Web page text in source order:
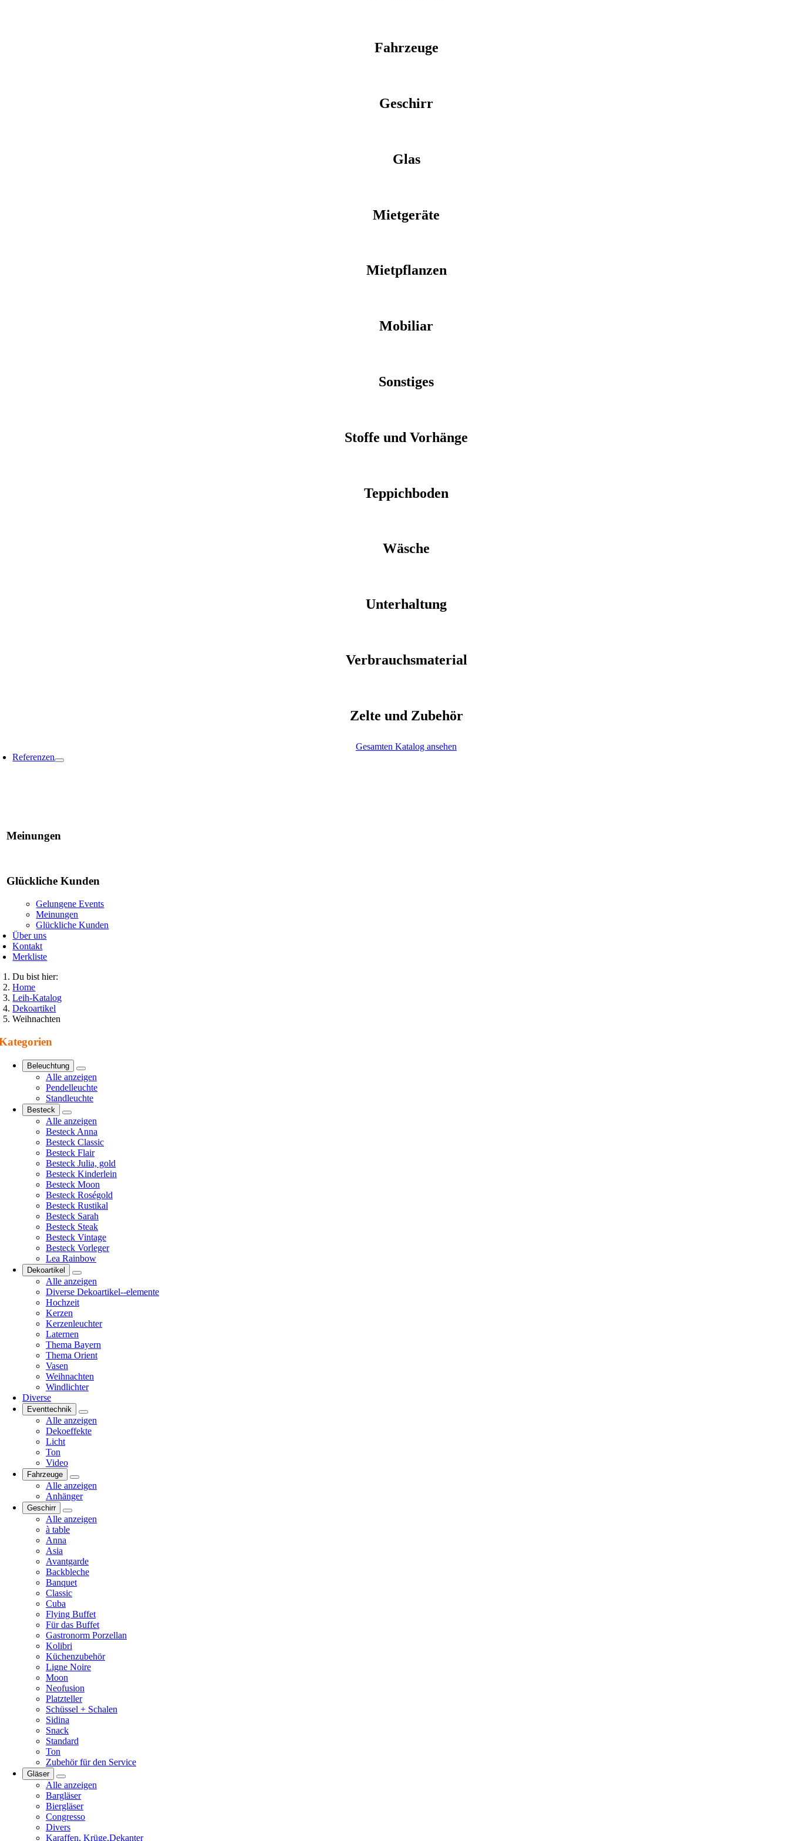
Fahrzeuge
Geschirr
Glas
Mietgeräte
Mietpflanzen
Mobiliar
Sonstiges
Stoffe und Vorhänge
Teppichboden
Wäsche
Unterhaltung
Verbrauchsmaterial
Zelte und Zubehör
Gesamten Katalog ansehen
Referenzen
Meinungen
Glückliche Kunden
Gelungene Events
Meinungen
Glückliche Kunden
Über uns
Kontakt
Merkliste
Du bist hier:
Home
Leih-Katalog
Dekoartikel
Weihnachten
Beleuchtung
Alle anzeigen
Pendelleuchte
Standleuchte
Besteck
Alle anzeigen
Besteck Anna
Besteck Classic
Besteck Flair
Besteck Julia, gold
Besteck Kinderlein
Besteck Moon
Besteck Roségold
Besteck Rustikal
Besteck Sarah
Besteck Steak
Besteck Vintage
Besteck Vorleger
Lea Rainbow
Dekoartikel
Alle anzeigen
Diverse Dekoartikel--elemente
Hochzeit
Kerzen
Kerzenleuchter
Laternen
Thema Bayern
Thema Orient
Vasen
Weihnachten
Windlichter
Diverse
Eventtechnik
Alle anzeigen
Dekoeffekte
Licht
Ton
Video
Fahrzeuge
Alle anzeigen
Anhänger
Geschirr
Alle anzeigen
à table
Anna
Asia
Avantgarde
Backbleche
Banquet
Classic
Cuba
Flying Buffet
Für das Buffet
Gastronorm Porzellan
Kolibri
Küchenzubehör
Ligne Noire
Moon
Neofusion
Platzteller
Schüssel + Schalen
Sidina
Snack
Standard
Ton
Zubehör für den Service
Gläser
Alle anzeigen
Bargläser
Biergläser
Congresso
Divers
Karaffen, Krüge,Dekanter